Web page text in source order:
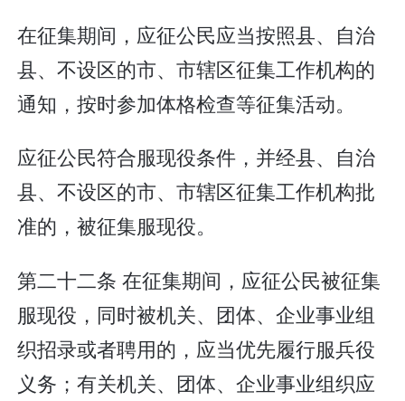
在征集期间，应征公民应当按照县、自治
县、不设区的市、市辖区征集工作机构的
通知，按时参加体格检查等征集活动。
应征公民符合服现役条件，并经县、自治
县、不设区的市、市辖区征集工作机构批
准的，被征集服现役。
第二十二条 在征集期间，应征公民被征集
服现役，同时被机关、团体、企业事业组
织招录或者聘用的，应当优先履行服兵役
义务；有关机关、团体、企业事业组织应